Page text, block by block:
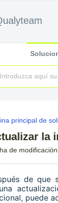
principal de
la
de
de que
puede